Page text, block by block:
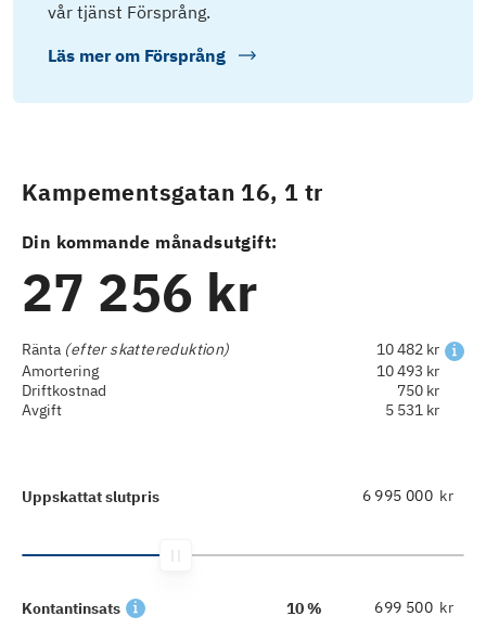
vår tjänst Försprång.
Läs mer om Försprång
Kampementsgatan 16, 1 tr
Din kommande månadsutgift:
27 256 kr
Ränta (efter skattereduktion)
10 482 kr
Amortering
10 493 kr
Driftkostnad
750 kr
Avgift
5 531 kr
Uppskattat slutpris kr
Kontantinsats 10 % kr